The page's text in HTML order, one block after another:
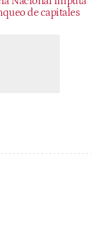
de capitales